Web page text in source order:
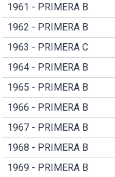
1961 - PRIMERA B
1962 - PRIMERA B
1963 - PRIMERA C
1964 - PRIMERA B
1965 - PRIMERA B
1966 - PRIMERA B
1967 - PRIMERA B
1968 - PRIMERA B
1969 - PRIMERA B